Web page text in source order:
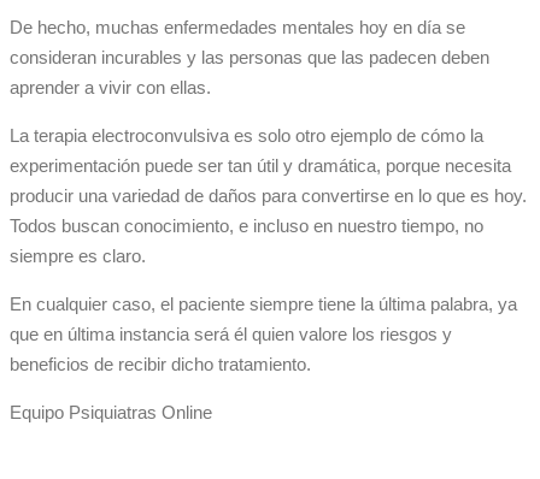
De hecho, muchas enfermedades mentales hoy en día se
consideran incurables y las personas que las padecen deben
aprender a vivir con ellas.
La terapia electroconvulsiva es solo otro ejemplo de cómo la
experimentación puede ser tan útil y dramática, porque necesita
producir una variedad de daños para convertirse en lo que es hoy.
Todos buscan conocimiento, e incluso en nuestro tiempo, no
siempre es claro.
En cualquier caso, el paciente siempre tiene la última palabra, ya
que en última instancia será él quien valore los riesgos y
beneficios de recibir dicho tratamiento.
Equipo Psiquiatras Online